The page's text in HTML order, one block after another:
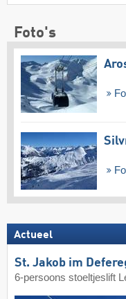
Foto's
Actueel
St. Jakob im
6-persoons stoeltjeslift